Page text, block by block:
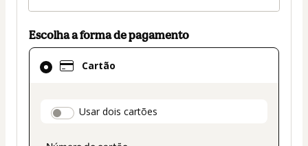
Escolha a forma de pagamento
Cartão
payment_data.section_title_v2
Usar dois cartões
Cartão
selecionado